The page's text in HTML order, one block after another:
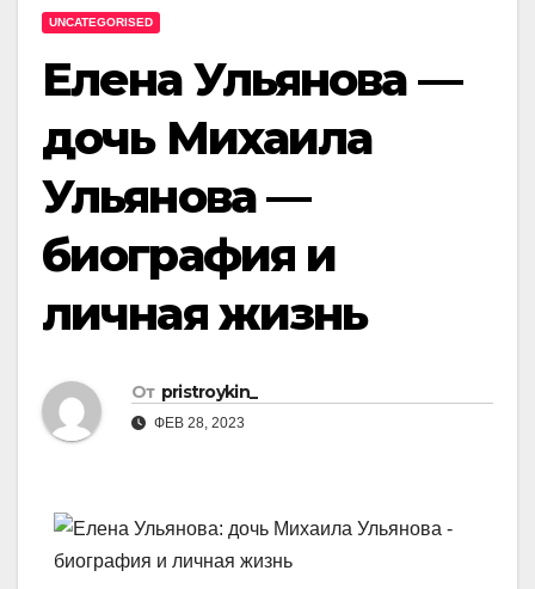
UNCATEGORISED
Елена Ульянова —
дочь Михаила
Ульянова —
биография и
личная жизнь
От pristroykin_
ФЕВ 28, 2023